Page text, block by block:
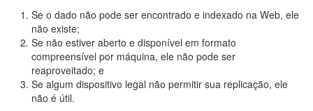
Se o dado não pode ser encontrado e indexado na Web, ele
não existe;
Se não estiver aberto e disponível em formato
compreensível por máquina, ele não pode ser
reaproveitado; e
Se algum dispositivo legal não permitir sua replicação, ele
não é útil.